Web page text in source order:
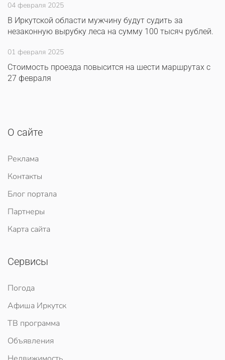
04 февраля 2025
В Иркутской области мужчину будут судить за
незаконную вырубку леса на сумму 100 тысяч рублей.
01 февраля 2025
Стоимость проезда повысится на шести маршрутах с
27 февраля
О сайте
Реклама
Контакты
Блог портала
Партнеры
Карта сайта
Сервисы
Погода
Афиша Иркутск
ТВ программа
Объявления